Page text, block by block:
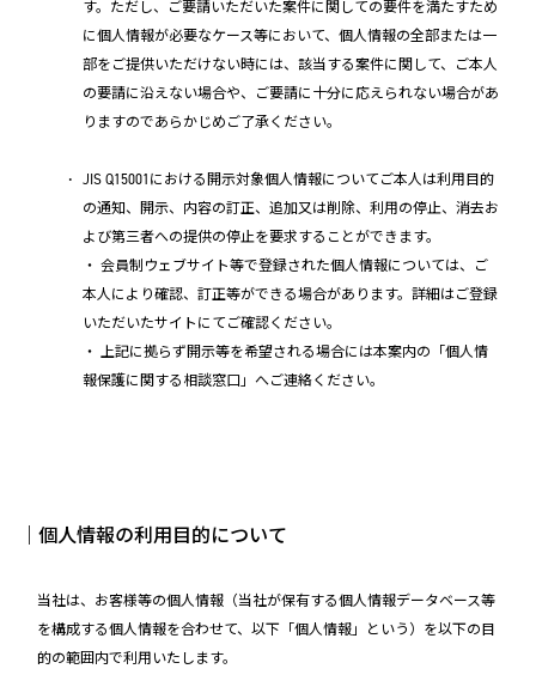
す。ただし、ご要請いただいた案件に関しての要件を満たすため
に個人情報が必要なケース等において、個人情報の全部または一
部をご提供いただけない時には、該当する案件に関して、ご本人
の要請に沿えない場合や、ご要請に十分に応えられない場合があ
りますのであらかじめご了承ください。
JIS Q15001における開示対象個人情報についてご本人は利用目的
の通知、開示、内容の訂正、追加又は削除、利用の停止、消去お
よび第三者への提供の停止を要求することができます。
・ 会員制ウェブサイト等で登録された個人情報については、ご
本人により確認、訂正等ができる場合があります。詳細はご登録
いただいたサイトにてご確認ください。
・ 上記に拠らず開示等を希望される場合には本案内の「個人情
報保護に関する相談窓口」へご連絡ください。
｜個人情報の利用目的について
当社は、お客様等の個人情報（当社が保有する個人情報データベース等
を構成する個人情報を合わせて、以下「個人情報」という）を以下の目
的の範囲内で利用いたします。